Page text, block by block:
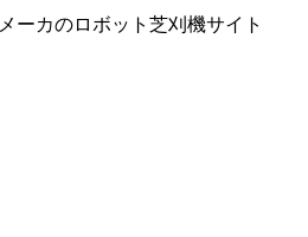
ーカのロボット芝刈機サイト